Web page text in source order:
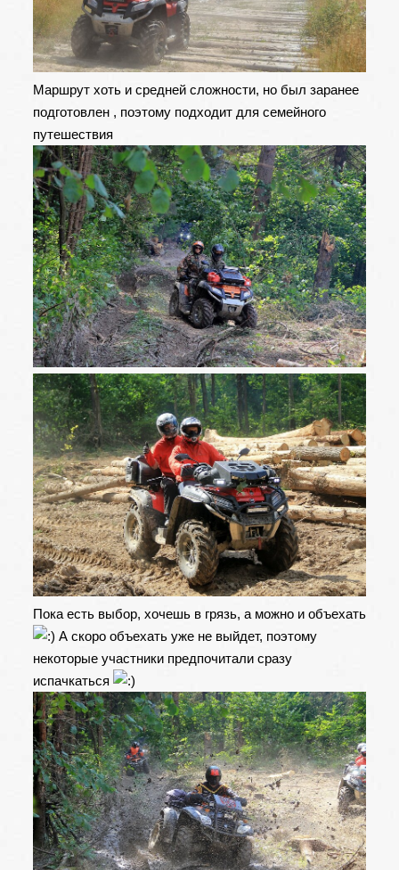
Маршрут хоть и средней сложности, но был заранее
подготовлен , поэтому подходит для семейного
путешествия
Пока есть выбор, хочешь в грязь, а можно и объехать
А скоро объехать уже не выйдет, поэтому
некоторые участники предпочитали сразу
испачкаться